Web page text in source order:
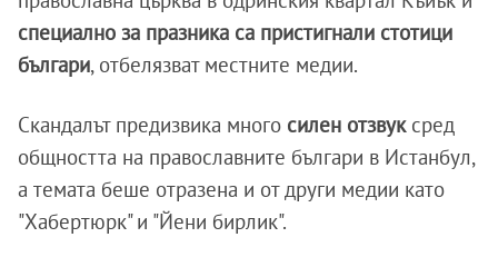
специално за празника са пристигнали стотици
българи, отбелязват местните медии.
Скандалът предизвика много силен отзвуксред
общността на православните българи в Истанбул,
а темата беше отразена и от други медии като
"Хабертюрк" и "Йени бирлик".